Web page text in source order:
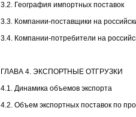
3.2. География импортных поставок
3.3. Компании-поставщики на
3.4. Компании-потребители на
ГЛАВА 4. ЭКСПОРТНЫЕ ОТГРУЗКИ
4.1. Динамика объемов экспорта
4.2. Объем экспортных поставок по